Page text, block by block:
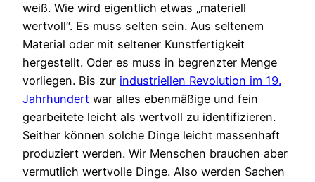
weiß. Wie wird eigentlich etwas „materiell
wertvoll“. Es muss selten sein. Aus seltenem
Material oder mit seltener Kunstfertigkeit
hergestellt. Oder es muss in begrenzter Menge
vorliegen. Bis zur industriellen Revolution im 19.
Jahrhundert war alles ebenmäßige und fein
gearbeitete leicht als wertvoll zu identifizieren.
Seither können solche Dinge leicht massenhaft
produziert werden. Wir Menschen brauchen aber
vermutlich wertvolle Dinge. Also werden Sachen